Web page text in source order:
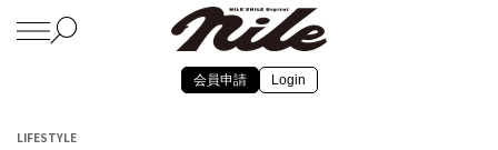
会員申請 Login
LIFESTYLE